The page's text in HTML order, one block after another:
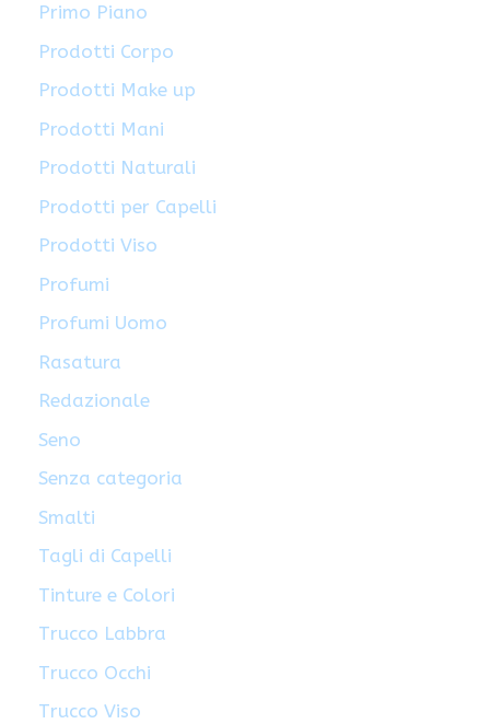
Primo Piano
Prodotti Corpo
Prodotti Make up
Prodotti Mani
Prodotti Naturali
Prodotti per Capelli
Prodotti Viso
Profumi
Profumi Uomo
Rasatura
Redazionale
Seno
Senza categoria
Smalti
Tagli di Capelli
Tinture e Colori
Trucco Labbra
Trucco Occhi
Trucco Viso